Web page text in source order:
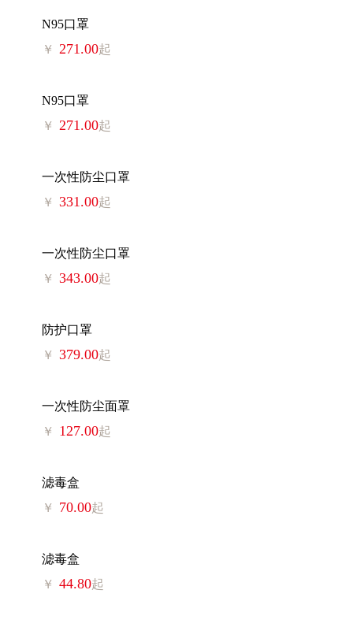
N95口罩
￥ 271.00起
N95口罩
￥ 271.00起
一次性防尘口罩
￥ 331.00起
一次性防尘口罩
￥ 343.00起
防护口罩
￥ 379.00起
一次性防尘面罩
￥ 127.00起
滤毒盒
￥ 70.00起
滤毒盒
￥ 44.80起